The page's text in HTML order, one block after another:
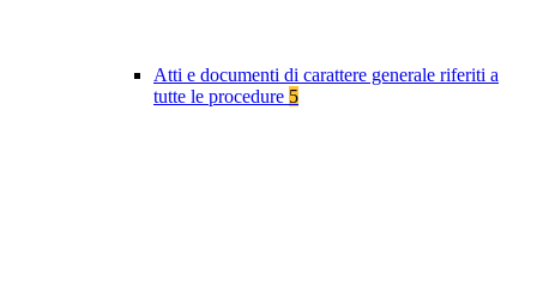
Atti e documenti di carattere generale riferiti a
tutte le procedure 5